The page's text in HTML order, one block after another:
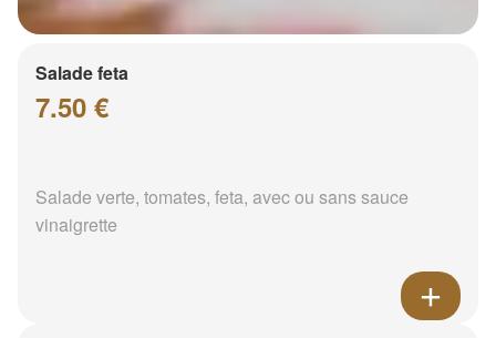
Salade feta
7.50 €
Salade verte, tomates, feta, avec ou sans sauce
vinaigrette